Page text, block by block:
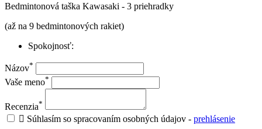
Bedmintonová taška Kawasaki - 3 priehradky
(až na 9 bedmintonových rakiet)
Spokojnosť:
Názov*
Vaše meno*
Recenzia*
 Súhlasím so spracovaním osobných údajov - prehlásenie